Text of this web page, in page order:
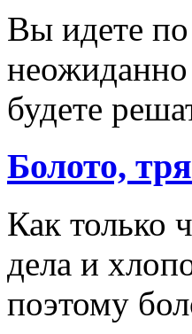
Вы идете по
неожиданно
будете
Болото,
Как только
дела и
поэтому